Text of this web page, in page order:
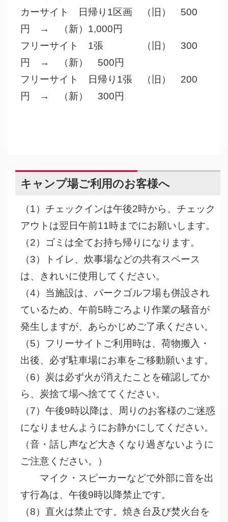
カーサイト 日帰り1区画 （旧） 500
円 → （新）1,000円
フリーサイト 1張 （旧） 300
円 → （新） 500円
フリーサイト 日帰り1張 （旧） 200
円 → （新） 300円
キャンプ場ご利用のお客様へ
（1）チェックインは午後2時から、チェック
アウトは翌日午前11時までにお願いします。
（2）ゴミは全てお持ち帰りになります。
（3）トイレ、炊事場などの共有スペース
は、きれいに使用してください。
（4）当施設は、パークゴルフ場も併設され
ているため、午前5時ごろより作業の騒音が
発生しますが、あらかじめご了承ください。
（5）フリーサイトご利用時は、荷物搬入・
出後、必ず駐車場にお車をご移動願います。
（6）炭は必ず火が消えたことを確認してか
ら、炭捨て場へ捨ててください。
（7）午後9時以降は、周りのお客様のご迷惑
になりませんようにお静かにしてください。
（音・話し声など大きくなり過ぎないように
ご注意ください。）
マイク・スピーカーなどで外部に音を出
す行為は、午後9時以降禁止です。
（8）直火は禁止です。焼き台及び焚火台を